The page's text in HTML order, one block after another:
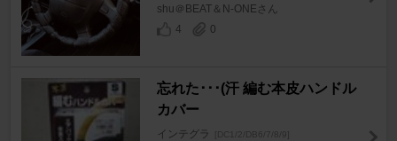
shu＠BEAT＆N-ONEさん
4
0
忘れた･･･(汗 編む本皮ハンドル
カバー
インテグラ [DC1/2/DB6/7/8/9]